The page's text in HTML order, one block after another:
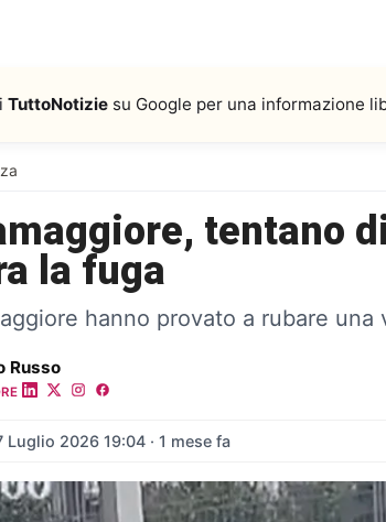
TuttoNotizie su Google per una informazione
tentano
la fuga
hanno provato a rubare
Russo
Luglio 2026 19:04 · 1 mese fa